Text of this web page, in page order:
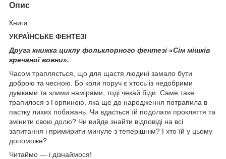
Опис
Книга
УКРАЇНСЬКЕ ФЕНТЕЗІ
Друга книжка циклу фольклорного фентезі «Сім мішків
гречаної вовни».
Часом трапляється, що для щастя людині замало бути
доброю та чесною. Бо коли поруч є хтось із недобрими
думками та злими намірами, тоді чекай біди. Саме таке
трапилося з Горпиною, яка ще до народження потрапила в
пастку лихих побажань. Чи вдасться їй подолати прокляття та
змінити свою долю? Чи вийде знайти відповіді на всі
запитання і примирити минуле з теперішнім? І хто їй у цьому
допоможе?
Читаймо — і дізнаймося!